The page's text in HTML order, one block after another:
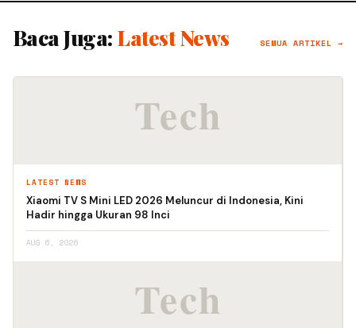
Baca Juga: Latest News SEMUA ARTIKEL →
LATEST NEWS
Xiaomi TV S Mini LED 2026 Meluncur di Indonesia, Kini
Hadir hingga Ukuran 98 Inci
AUG 6, 2026